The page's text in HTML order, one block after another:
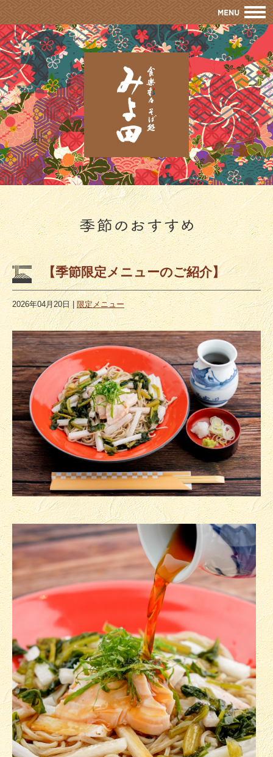
【季節限定メニューのご紹介】
2026年04月20日|限定メニュー